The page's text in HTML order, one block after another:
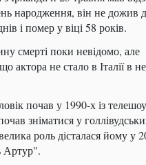
народження, він не дожив
і помер у віці 58 років.
смерті поки невідомо, але
актора не стало в Італії в
почав у 1990-х із
зніматися у
роль дісталася йому у
Артур".